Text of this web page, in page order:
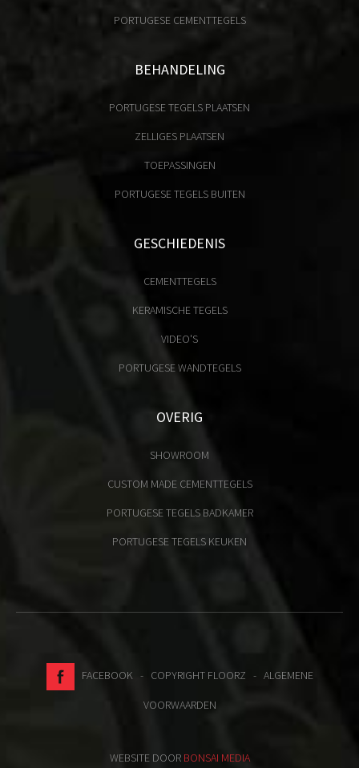
PORTUGESE CEMENTTEGELS
BEHANDELING
PORTUGESE TEGELS PLAATSEN
ZELLIGES PLAATSEN
TOEPASSINGEN
PORTUGESE TEGELS BUITEN
GESCHIEDENIS
CEMENTTEGELS
KERAMISCHE TEGELS
VIDEO'S
PORTUGESE WANDTEGELS
OVERIG
SHOWROOM
CUSTOM MADE CEMENTTEGELS
PORTUGESE TEGELS BADKAMER
PORTUGESE TEGELS KEUKEN
FACEBOOK- COPYRIGHT FLOORZ - ALGEMENE
VOORWAARDEN
WEBSITE DOOR BONSAI MEDIA